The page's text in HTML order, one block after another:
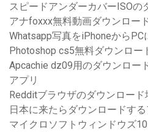
スピードアンダーカバーISOの
アナfoxxx無料動画ダウンロー
Whatsapp写真をiPhoneから
Photoshop cs5無料ダウンロー
Apcachie dz09用のダウンロー
アプリ
Redditブラウザのダウンロー
日本に来たらダウンロードする
マイクロソフトウィンドウズ